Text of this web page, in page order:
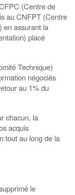
(Centre de
au CNFPT (Centre
en assurant la
placé
Technique)
négociés
au 1% du
chacun, la
acquis
tout au long de la
le